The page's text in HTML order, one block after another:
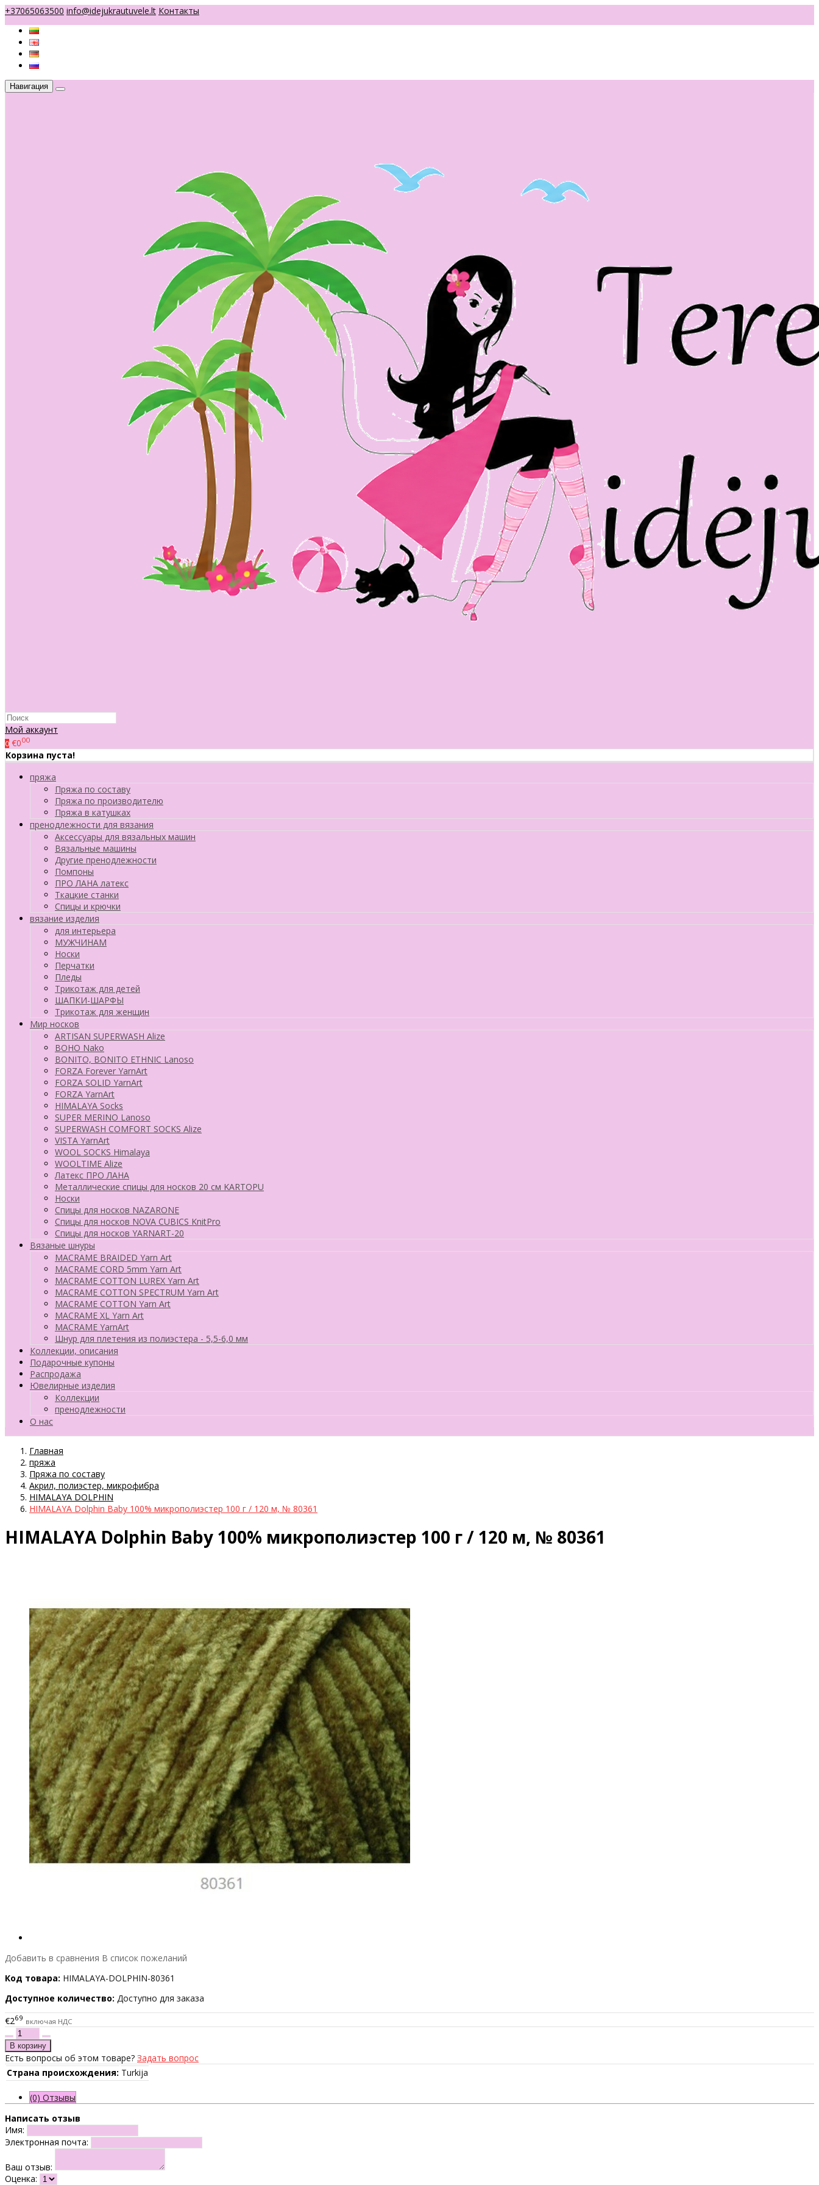
+37065063500 info@idejukrautuvele.lt Контакты
Навигация
Мой аккаунт
0 €000
Корзина пуста!
пряжа
Пряжа по составу
Пряжа по производителю
Пряжа в катушках
пренодлежности для вязания
Аксессуары для вязальных машин
Вязальные машины
Другие пренодлежности
Помпоны
ПРО ЛАНА латекс
Ткацкие станки
Cпицы и крючки
вязание изделия
для интерьера
МУЖЧИНАМ
Носки
Перчатки
Пледы
Трикотаж для детей
ШАПКИ-ШАРФЫ
Трикотаж для женщин
Мир носков
ARTISAN SUPERWASH Alize
BOHO Nako
BONITO, BONITO ETHNIC Lanoso
FORZA Forever YarnArt
FORZA SOLID YarnArt
FORZA YarnArt
HIMALAYA Socks
SUPER MERINO Lanoso
SUPERWASH COMFORT SOCKS Alize
VISTA YarnArt
WOOL SOCKS Himalaya
WOOLTIME Alize
Латекс ПРО ЛАНА
Металлические спицы для носков 20 см KARTOPU
Носки
Спицы для носков NAZARONE
Спицы для носков NOVA CUBICS KnitPro
Спицы для носков YARNART-20
Вязаные шнуры
MACRAME BRAIDED Yarn Art
MACRAME CORD 5mm Yarn Art
MACRAME COTTON LUREX Yarn Art
MACRAME COTTON SPECTRUM Yarn Art
MACRAME COTTON Yarn Art
MACRAME XL Yarn Art
MACRAME YarnArt
Шнур для плетения из полиэстера - 5,5-6,0 мм
Коллекции, описания
Подарочные купоны
Распродажа
Ювелирные изделия
Коллекции
пренодлежности
О нас
Главная
пряжа
Пряжа по составу
Акрил, полиэстер, микрофибра
HIMALAYA DOLPHIN
HIMALAYA Dolphin Baby 100% микрополиэстер 100 г / 120 м, № 80361
HIMALAYA Dolphin Baby 100% микрополиэстер 100 г / 120 м, № 80361
Добавить в сравнения В список пожеланий
Код товара: HIMALAYA-DOLPHIN-80361
Доступное количество: Доступно для заказа
€269 включая НДС
Есть вопросы об этом товаре? Задать вопрос
Страна происхождения: Turkija
(0) Отзывы
Написать отзыв
Имя:
Электронная почта:
Ваш отзыв:
Оценка: